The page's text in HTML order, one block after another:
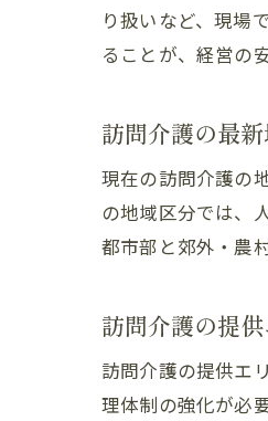
り扱いなど、現場
ることが、経営の
訪問介護の最
現在の訪問介護の
の地域区分では、
都市部と郊外・農
訪問介護の提
訪問介護の提供エ
理体制の強化が必